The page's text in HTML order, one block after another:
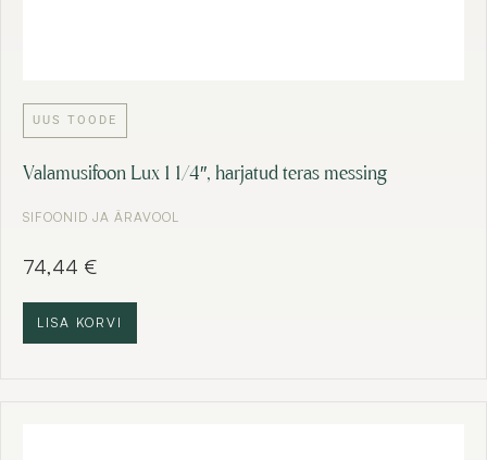
UUS TOODE
Valamusifoon Lux 1 1/4″, harjatud teras messing
SIFOONID JA ÄRAVOOL
74,44 €
LISA KORVI